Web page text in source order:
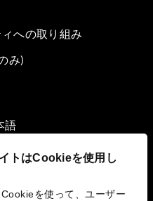
トはCookieを使用し
を使って、ユーザー
への取り組み
み)
語